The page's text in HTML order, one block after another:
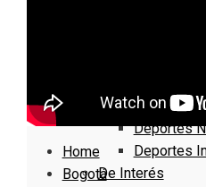
Deportes
Deportes
Deportes
De Interés
Home
Bogotá